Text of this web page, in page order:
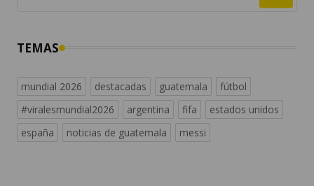
TEMAS
mundial 2026 destacadas guatemala
fútbol
#viralesmundial2026
argentina fifa
estados unidos
españa
noticias de guatemala messi